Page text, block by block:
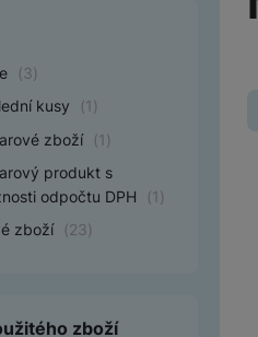
spotřebiče
(3)
kusy
(1 )
zboží (1 )
produkt s
odpočtu DPH
(1 )
zboží (23)
zboží